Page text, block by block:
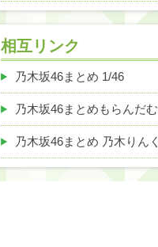
相互リンク
乃木坂46まとめ 1/46
乃木坂46まとめもらんだむ
乃木坂46まとめ 乃木りんく